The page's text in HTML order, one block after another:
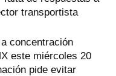
transportista
concentración
este miércoles 20
pide evitar